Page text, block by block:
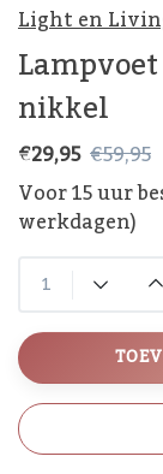
Light en
nikkel
€29,95 €59,95
Voor 15 uur
werkdagen)